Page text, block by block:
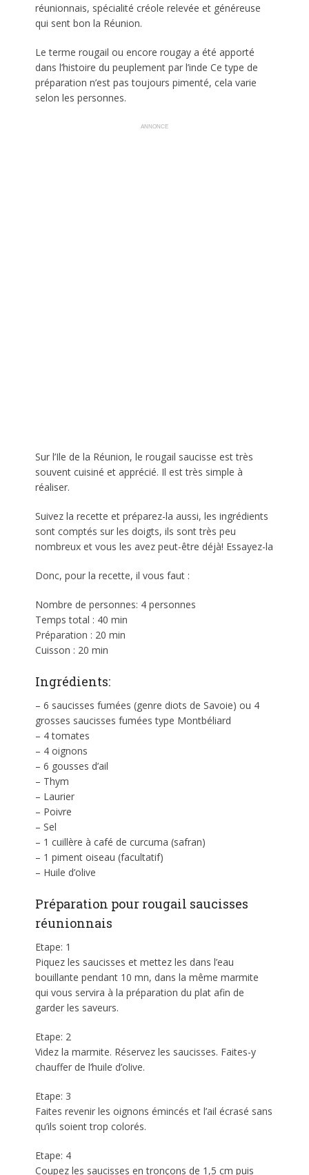
réunionnais, spécialité créole relevée et généreuse
qui sent bon la Réunion.
Le terme rougail ou encore rougay a été apporté
dans l’histoire du peuplement par l’inde Ce type de
préparation n’est pas toujours pimenté, cela varie
selon les personnes.
ANNONCE
Sur l’Ile de la Réunion, le rougail saucisse est très
souvent cuisiné et apprécié. Il est très simple à
réaliser.
Suivez la recette et préparez-la aussi, les ingrédients
sont comptés sur les doigts, ils sont très peu
nombreux et vous les avez peut-être déjà! Essayez-la
Donc, pour la recette, il vous faut :
Nombre de personnes: 4 personnes
Temps total : 40 min
Préparation : 20 min
Cuisson : 20 min
Ingrédients:
– 6 saucisses fumées (genre diots de Savoie) ou 4
grosses saucisses fumées type Montbéliard
– 4 tomates
– 4 oignons
– 6 gousses d’ail
– Thym
– Laurier
– Poivre
– Sel
– 1 cuillère à café de curcuma (safran)
– 1 piment oiseau (facultatif)
– Huile d’olive
Préparation pour rougail saucisses
réunionnais
Etape: 1
Piquez les saucisses et mettez les dans l’eau
bouillante pendant 10 mn, dans la même marmite
qui vous servira à la préparation du plat afin de
garder les saveurs.
Etape: 2
Videz la marmite. Réservez les saucisses. Faites-y
chauffer de l’huile d’olive.
Etape: 3
Faites revenir les oignons émincés et l’ail écrasé sans
qu’ils soient trop colorés.
Etape: 4
Coupez les saucisses en tronçons de 1,5 cm puis